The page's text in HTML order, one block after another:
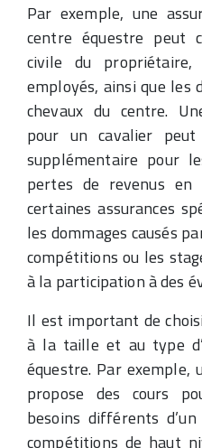
Par exemple, une
centre équestre peut
civile du
employés, ainsi que les
chevaux du centre.
pour un cavalier
supplémentaire pour
pertes de revenus en
certaines assurances
les dommages causés
compétitions ou les
à la participation à des
Il est important de
à la taille et au type
équestre. Par exemple,
propose des cours
besoins différents
compétitions de haut